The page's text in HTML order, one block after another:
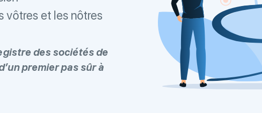
vôtres et les nôtres
des sociétés de
premier pas sûr à